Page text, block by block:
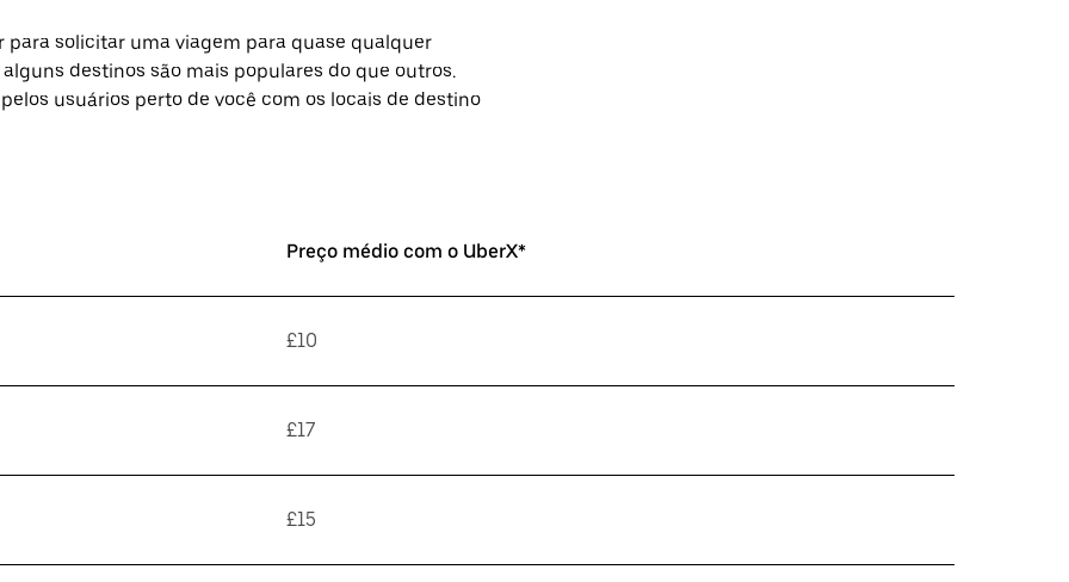
para solicitar uma viagem para quase qualquer
destinos são mais populares do que outros.
usuários perto de você com os locais de destino
Preço médio com o UberX*
£10
£17
£15